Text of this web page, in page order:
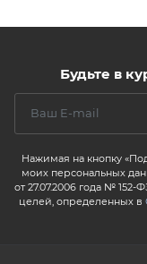
Будьте в
Нажимая на кнопку
моих персональных
от 27.07.2006 года №
целей, определенных в